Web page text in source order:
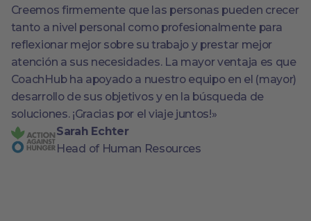
Creemos firmemente que las personas pueden crecer
tanto a nivel personal como profesionalmente para
reflexionar mejor sobre su trabajo y prestar mejor
atención a sus necesidades. La mayor ventaja es que
CoachHub ha apoyado a nuestro equipo en el (mayor)
desarrollo de sus objetivos y en la búsqueda de
soluciones. ¡Gracias por el viaje juntos!»
Sarah Echter
Head of Human Resources